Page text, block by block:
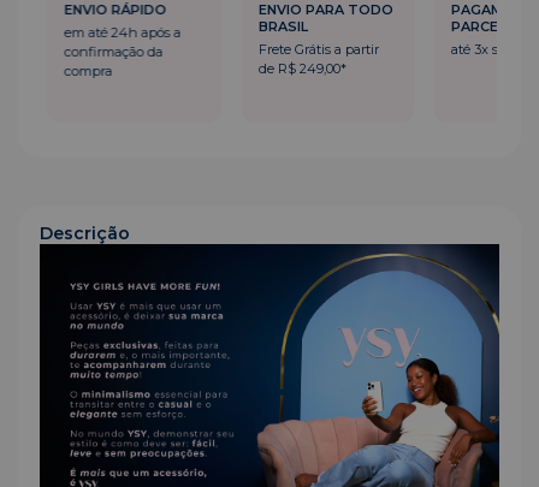
ENVIO RÁPIDO
em até 24h após a
confirmação da
compra
ENVIO PARA TODO
BRASIL
Frete Grátis a partir
de R$ 249,00*
PARCELADO
até 3x sem
Descrição